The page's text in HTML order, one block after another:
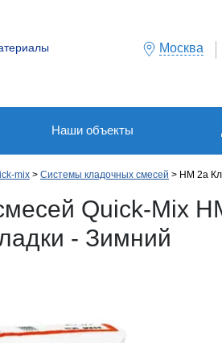
Москва
Наши объекты
mix Системы кладочных смесей HM 2a
Quick-Mix
- Зимний